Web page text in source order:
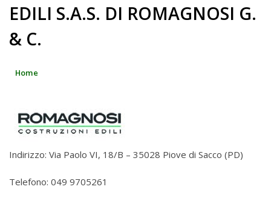
EDILI S.A.S. DI ROMAGNOSI G.
& C.
Home
Indirizzo: Via Paolo VI, 18/B – 35028 Piove di Sacco (PD)
Telefono: 049 9705261